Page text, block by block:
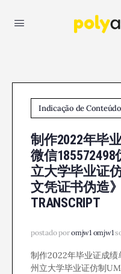
Indicação de Conteúdo
制作2022年毕
微信
立大学毕业证
文凭证书伪造》
TRANSCRIPT
postado poromjw1 omjw1
制作2022年毕业证成
州立大学毕业证仿制